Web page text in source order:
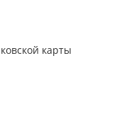
карты